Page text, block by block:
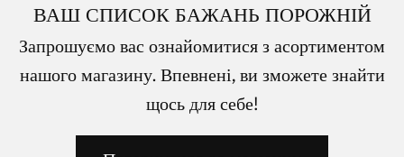
ВАШ СПИСОК БАЖАНЬ ПОРОЖНІЙ
Запрошуємо вас ознайомитися з асортиментом
нашого магазину. Впевнені, ви зможете знайти
щось для себе!